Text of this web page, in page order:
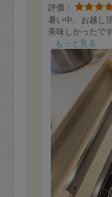
評価：
暑い中、お越し
美味しかったです
もっと見る